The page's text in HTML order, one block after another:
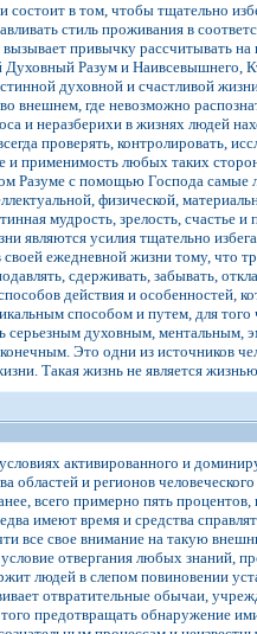
в том, чтобы тщательно
стиль проживания в
привычку рассчитывать
Духовный Разум и Наивсевышнего,
духовной и счастливой
внешнем, где невозможно
и неразберихи в жизнях людей
проверять, контролировать,
и применимость любых таких
Разуме с помощью Господа
физической,
мудрость, зрелость,
являются усилия тщательно
ежедневной жизни тому, что
сдерживать, забывать,
действия и
способом и путем, для
серьезным духовным,
Это одни из источников
Такая жизнь не является
активированного и
областей и регионов
всего примерно пять
имеют время и средства
все свое внимание на такую
отвергания любых
людей в слепом повиновении
отвратительные обычаи,
предотвращать обнаружение